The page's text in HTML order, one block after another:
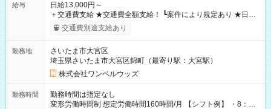
給与
日給13,000円～
＋交通費支給 ★交通費全額支給！ ┗案件により規定あり ★日払
いOK！（規定あり） ┗働いたその日に現金GET♪ お仕事後はコ
ンビニATMから 日払い分を引き落とせます！ 【試用期間】試
交通費別途支給あり
勤務地
さいたま市大宮区
埼玉県さいたま市大宮区錦町（最寄り駅：大宮駅）
株式会社ワンベルウッズ
勤務時間
勤務時間は指定なし
変形労働時間制 想定労働時間160時間/月 【シフト例】 ・8：00